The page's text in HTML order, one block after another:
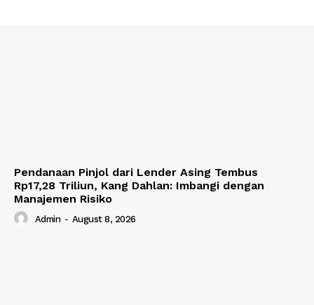
Pendanaan Pinjol dari Lender Asing Tembus
Rp17,28 Triliun, Kang Dahlan: Imbangi dengan
Manajemen Risiko
Admin - August 8, 2026